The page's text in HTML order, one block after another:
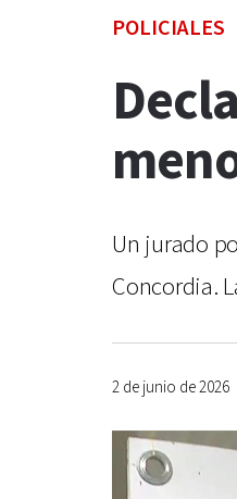
POLICIALES
Un jurado
Concordia.
2 de junio de 2026